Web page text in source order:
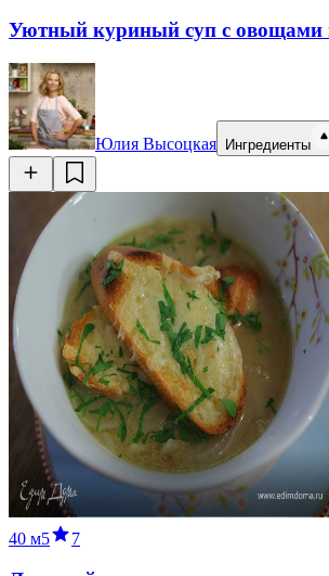
Уютный куриный суп с овощами
Юлия Высоцкая Ингредиенты
40 м5 7